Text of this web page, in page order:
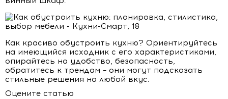
Как красиво обустроить кухню? Ориентируйтесь
на имеющийся исходник с его характеристиками,
опирайтесь на удобство, безопасность,
обратитесь к трендам – они могут подсказать
стильные решения на любой вкус.
Оцените статью